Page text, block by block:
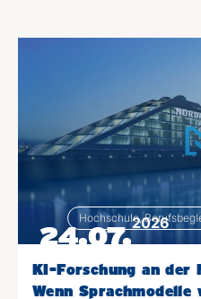
Hochschule,
24.07.2026
KI-Forschung an der
Wenn Sprachmodelle